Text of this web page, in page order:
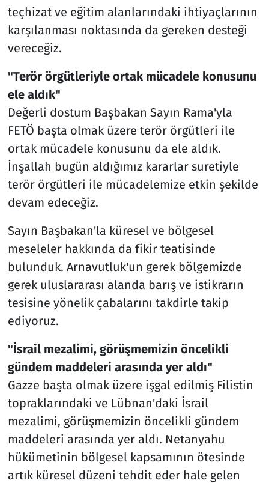
teçhizat ve eğitim alanlarındaki ihtiyaçlarının
karşılanması noktasında da gereken desteği
vereceğiz.
"Terör örgütleriyle ortak mücadele konusunu
ele aldık"
Değerli dostum Başbakan Sayın Rama'yla
FETÖ başta olmak üzere terör örgütleri ile
ortak mücadele konusunu da ele aldık.
İnşallah bugün aldığımız kararlar suretiyle
terör örgütleri ile mücadelemize etkin şekilde
devam edeceğiz.
Sayın Başbakan'la küresel ve bölgesel
meseleler hakkında da fikir teatisinde
bulunduk. Arnavutluk'un gerek bölgemizde
gerek uluslararası alanda barış ve istikrarın
tesisine yönelik çabalarını takdirle takip
ediyoruz.
"İsrail mezalimi, görüşmemizin öncelikli
gündem maddeleri arasında yer aldı"
Gazze başta olmak üzere işgal edilmiş Filistin
topraklarındaki ve Lübnan'daki İsrail
mezalimi, görüşmemizin öncelikli gündem
maddeleri arasında yer aldı. Netanyahu
hükümetinin bölgesel kapsamının ötesinde
artık küresel düzeni tehdit eder hale gelen